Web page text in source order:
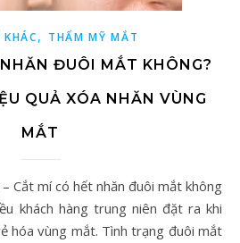
, THẨM MỸ MẮT
ĐUÔI MẮT KHÔNG?
QUẢ XÓA NHĂN VÙNG
MẮT
khách hàng trung niên đặt ra khi
hóa vùng mắt. Tình trạng đuôi mắt